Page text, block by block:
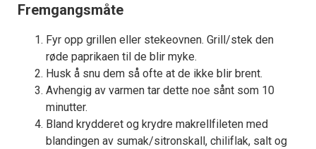
Fremgangsmåte
Fyr opp grillen eller stekeovnen. Grill/stek den
røde paprikaen til de blir myke.
Husk å snu dem så ofte at de ikke blir brent.
Avhengig av varmen tar dette noe sånt som 10
minutter.
Bland krydderet og krydre makrellfileten med
blandingen av sumak/sitronskall, chiliflak, salt og